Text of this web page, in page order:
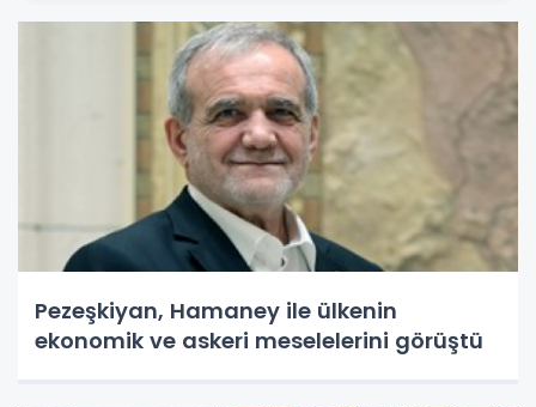
Pezeşkiyan, Hamaney ile ülkenin
ekonomik ve askeri meselelerini görüştü